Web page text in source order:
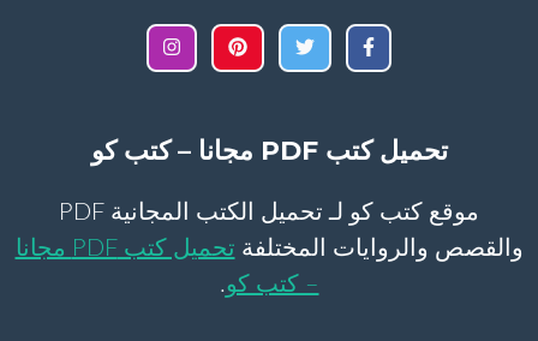
تحميل كتب PDF مجانا – كتب كو
موقع كتب كو لـ تحميل الكتب المجانية PDF
والقصص والروايات المختلفة
تحميل كتب PDF مجانا
– كتب كو.